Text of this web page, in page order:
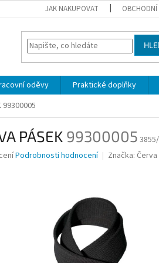
JAK NAKUPOVAT
oděvy Praktické doplňky
99300005
PÁSEK 99300005
Podrobnosti hodnocení Značka: Červa